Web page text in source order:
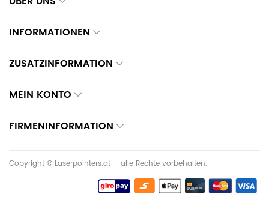
INFORMATIONEN
ZUSATZINFORMATION
MEIN KONTO
FIRMENINFORMATION
Copyright © Laserpointers.at – alle Rechte vorbehalten.